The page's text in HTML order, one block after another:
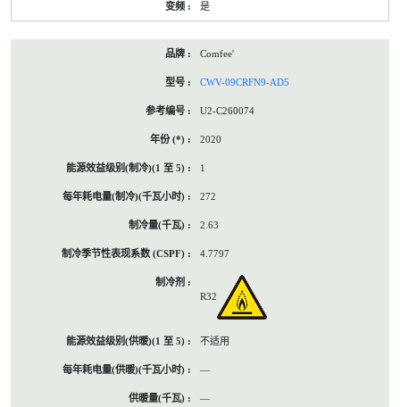
是
Comfee'
CWV-09CRFN9-AD5
U2-C260074
2020
1
272
2.63
4.7797
R32
不适用
—
—